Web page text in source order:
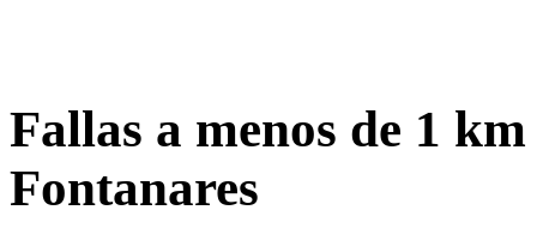
Fallas a menos de 1
Fontanares